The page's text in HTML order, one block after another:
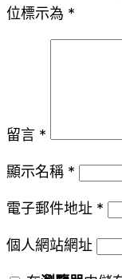
位標示為 *
留言 *
顯示名稱 *
電子郵件地址 *
個人網站網址